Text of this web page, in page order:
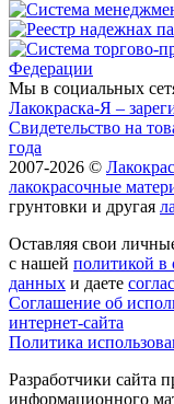
Мы в социальных
Лакокраска-Я –
Свидетельство на
года
2007-2026 ©
лакокрасочные
грунтовки и другая
Оставляя свои
с нашей политикой в
данных и даете
Соглашение об
интернет-сайта
Политика
Разработчики сайта
информационного